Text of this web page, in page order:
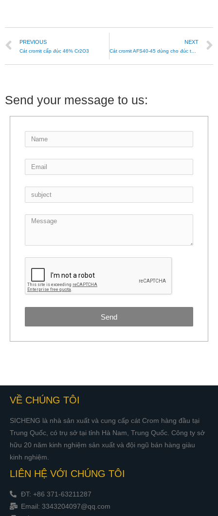
PREVIOUS
Cát cromit cấp đúc 46% Cr2O3
NEXT
Cát cromit AFS40-45 dùng cho đúc thép
Send your message to us:
Send
VỀ CHÚNG TÔI
SICHENG là nhà sản xuất và cung cấp cát Crom hàng đầu tại
Trung Quốc, có trụ sở tại tỉnh Hà Nam, Trung Quốc. Công ty sở
hữu 20 năm kinh nghiệm sản xuất và đội ngũ bán hàng giàu
kinh nghiệm.
LIÊN HỆ VỚI CHÚNG TÔI
ĐT: +86 371-63211287
Email: 3343204097@qq.com